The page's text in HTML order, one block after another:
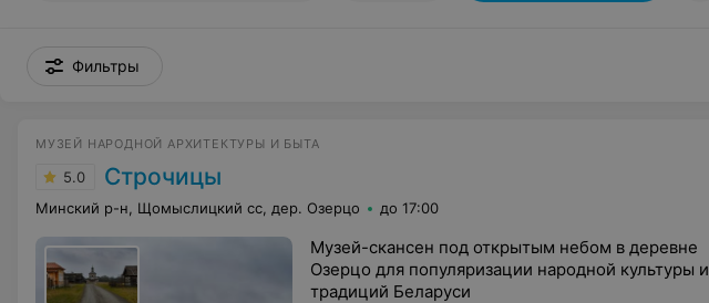
Фильтры
МУЗЕЙ НАРОДНОЙ АРХИТЕКТУРЫ И БЫТА
5.0 Строчицы
Минский р-н, Щомыслицкий сс, дер. Озерцо до 17:00
Музей-скансен под открытым небом в деревне
Озерцо для популяризации народной культуры и
традиций Беларуси